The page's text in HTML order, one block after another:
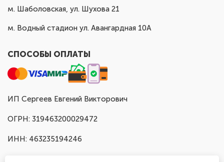
м. Шаболовская, ул. Шухова 21
м. Водный стадион ул. Авангардная 10А
СПОСОБЫ ОПЛАТЫ
ИП Сергеев Евгений Викторович
ОГРН: 319463200029472
ИНН: 463235194246